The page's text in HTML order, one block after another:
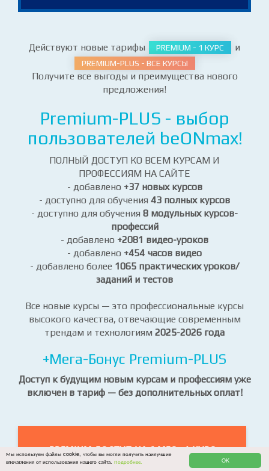
OK
Мы используем файлы cookie, чтобы вы могли получить наилучшие
впечатления от использования нашего сайта. Подробнее.
Действуют новые тарифы PREMIUM - 1 КУРС и
PREMIUM-PLUS - ВСЕ КУРСЫ
Получите все выгоды и преимущества нового
предложения!
Premium-PLUS - выбор
пользователей beONmax!
ПОЛНЫЙ ДОСТУП КО ВСЕМ КУРСАМ И
ПРОФЕССИЯМ НА САЙТЕ
- добавлено +37 новых курсов
- доступно для обучения 43 полных курсов
- доступно для обучения 8 модульных курсов-
профессий
- добавлено +2081 видео-уроков
- добавлено +454 часов видео
- добавлено более 1065 практических уроков/
заданий и тестов
Все новые курсы — это профессиональные курсы
высокого качества, отвечающие современным
трендам и технологиям 2025-2026 года
+Мега-Бонус Premium-PLUS
Доступ к будущим новым курсам и профессиям уже
включен в тариф — без дополнительных оплат!
PREMIUM ДОСТУП НА 6 МЕС - 1 КУРС